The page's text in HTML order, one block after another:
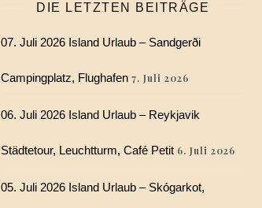
DIE LETZTEN BEITRÄGE
07. Juli 2026 Island Urlaub – Sandgerði
Campingplatz, Flughafen 7. Juli 2026
06. Juli 2026 Island Urlaub – Reykjavik
Städtetour, Leuchtturm, Café Petit 6. Juli 2026
05. Juli 2026 Island Urlaub – Skógarkot,